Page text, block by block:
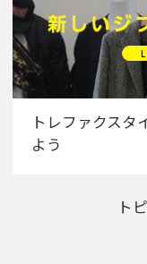
トレファクスタ
よう
ト